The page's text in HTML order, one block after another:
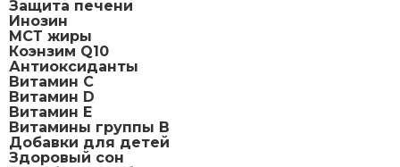
Защита печени
Инозин
МСТ жиры
Коэнзим Q10
Антиоксиданты
Витамин С
Витамин D
Витамин Е
Витамины группы B
Добавки для детей
Здоровый сон